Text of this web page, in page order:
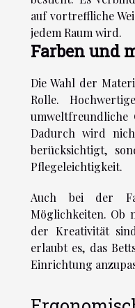
auf vortreffliche
jedem Raum wird.
Farben und
Die Wahl der
Rolle.
umweltfreundliche
Dadurch wird
berücksichtigt,
Pflegeleichtigkeit.
Auch bei der
Möglichkeiten. Ob
der Kreativität
erlaubt es, das
Einrichtung